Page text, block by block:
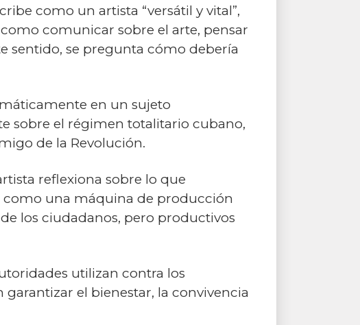
como un artista “versátil y vital”,
comunicar sobre el arte, pensar
sentido, se pregunta cómo debería
en un sujeto
sobre el régimen totalitario cubano,
de la Revolución.
reflexiona sobre lo que
como una máquina de producción
los ciudadanos, pero productivos
utilizan contra los
el bienestar, la convivencia